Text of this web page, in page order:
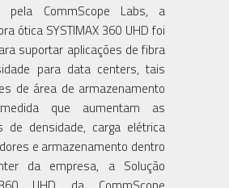
pela CommScope Labs, a
ótica SYSTIMAX 360 UHD foi
suportar aplicações de fibra
para data centers, tais
de área de armazenamento
que aumentam as
de densidade, carga elétrica
e armazenamento dentro
da empresa, a Solução